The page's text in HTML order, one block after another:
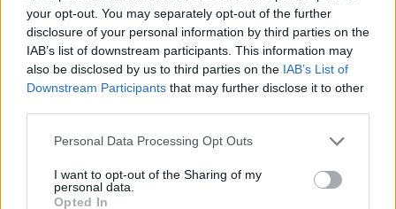
your opt-out. You may separately opt-out of the further
disclosure of your personal information by third parties on the
IAB’s list of downstream participants. This information may
also be disclosed by us to third parties on the IAB’s List of
Downstream Participants that may further disclose it to other
Personal Data Processing Opt Outs
I want to opt-out of the Sharing of my
personal data.
Opted In
Commenti
articolo.
commento esprime il pensiero dell'autore e non rappresenta la linea editoriale
di VareseNews.it, che rimane autonoma e indipendente. I messaggi inclusi nei
commenti non sono testi giornalistici, ma post inviati dai singoli lettori che